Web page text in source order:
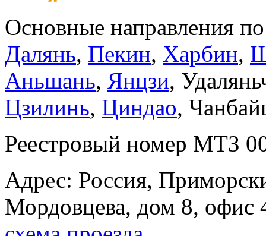
Основные направления
Далянь, Пекин, Харбин,
Аньшань, Янцзи,
Цзилинь, Циндао,
Реестровый номер МТЗ
Адрес: Россия,
Мордовцева, дом 8, офис